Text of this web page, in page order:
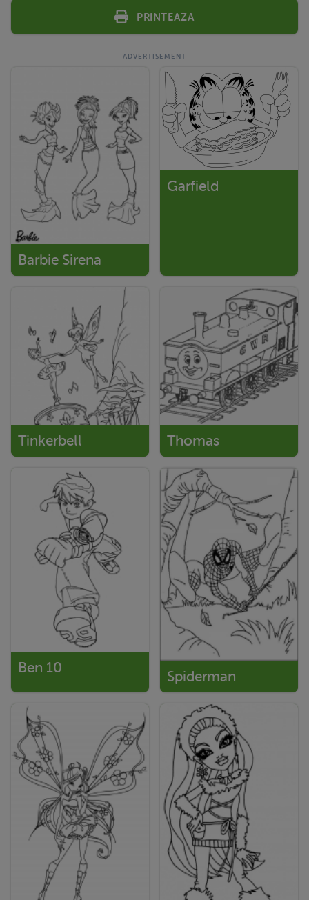
Printeaza
Barbie Sirena
Garfield
Tinkerbell Thomas
Ben 10
Spiderman